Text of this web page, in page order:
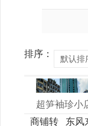
排序：
默认排
超笋袖珍小
商铺转
东风